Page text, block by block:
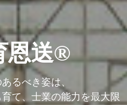
恩送®
るべき姿は、
育て、士業の能力を最大限